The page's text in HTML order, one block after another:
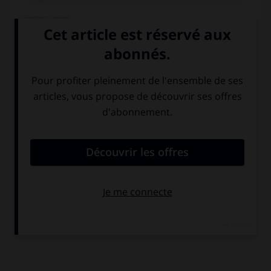
Mode de désignation :élection au suffrage universel
direct
Le président de la République peut dissoudre l'Assemblée
après consultation des partis représentés à l'Assemblée et
après consultation du Conseil d'État.
Le gouvernement doit démissionner si l'Assemblée adopte
une motion de censure ou lui refuse un vote de confiance.